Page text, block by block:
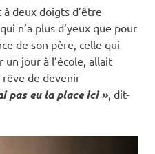
deux doigts d’être
n’a plus d’yeux que pour
de son père, celle qui
un jour à l’école, allait
de devenir
pas eu la place ici », dit-